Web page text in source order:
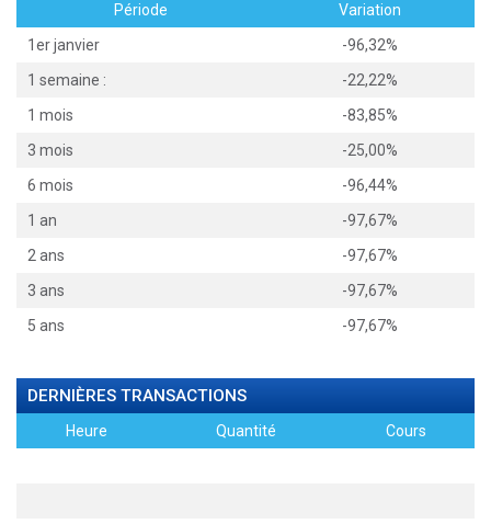
Période
Variation
1er janvier
-96,32%
1 semaine :
-22,22%
1 mois
-83,85%
3 mois
-25,00%
6 mois
-96,44%
1 an
-97,67%
2 ans
-97,67%
3 ans
-97,67%
5 ans
-97,67%
DERNIÈRES TRANSACTIONS
Heure Quantité Cours